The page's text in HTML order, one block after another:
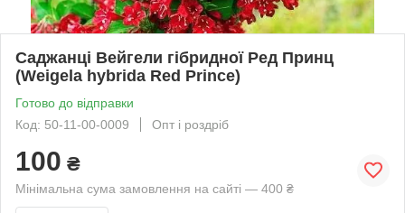
Саджанці Вейгели гібридної Ред Принц
(Weigela hybrida Red Prince)
Готово до відправки
Код: 50-11-00-0009
Опт і роздріб
100 ₴
Мінімальна сума замовлення на сайті — 400 ₴